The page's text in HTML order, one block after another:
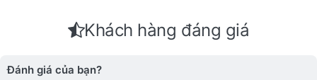
Khách hàng đáng giá
Đánh giá của bạn?